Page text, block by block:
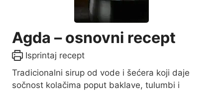
Agda – osnovni recept
Isprintaj recept
Tradicionalni sirup od vode i šećera koji daje
sočnost kolačima poput baklave, tulumbi i